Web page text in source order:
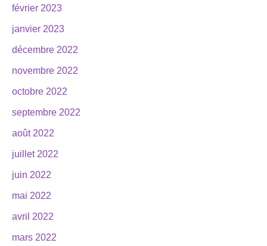
février 2023
janvier 2023
décembre 2022
novembre 2022
octobre 2022
septembre 2022
août 2022
juillet 2022
juin 2022
mai 2022
avril 2022
mars 2022